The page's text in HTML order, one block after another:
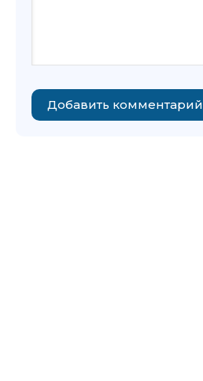
Добавить комментарий